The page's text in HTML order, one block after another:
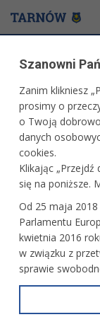
NUMER 88
01.07.2016, 14:53
Wydanie: lipiec 2016
Szanowni
Zanim klikniesz
prosimy o
o Twoją
danych
cookies.
Klikając
się na poniższe.
Od 25 maja
Parlamentu
kwietnia 2016
w związku z
sprawie
uchylenia
lub Ogólne